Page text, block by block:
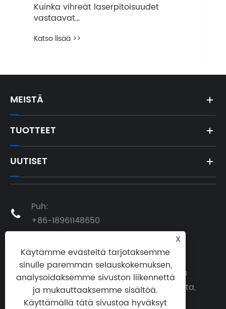
Kuinka vihreät laserpitoisuudet
vastaavat
rakennus-, kodin-, kunnallis- ja
Katso lisää >>
MEISTÄ
TUOTTEET
UUTISET

Puh:
+86-18961148650
hedy@laizap.com
Osoite: Powerlong City Plaza, Zhonglou
District, Changzhou, Jiangsun maakunta,
Kiina
X
Käytämme evästeitä tarjotaksemme
sinulle paremman selauskokemuksen,
analysoidaksemme sivuston liikennettä
ja mukauttaaksemme sisältöä.
Käyttämällä tätä sivustoa hyväksyt